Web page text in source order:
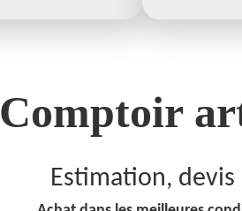
Comptoir
Estimation,